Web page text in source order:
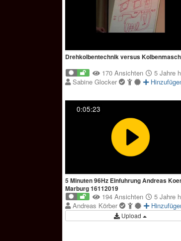
Drehkolbentechnik versus
170 Ansichten
5 Jahre
Sabine Glocker
0:05:23
5 Minuten 96Hz Einfuhrung Andreas
Marburg 16112019
194 Ansichten
5 Jahre
Andreas Körber
Upload